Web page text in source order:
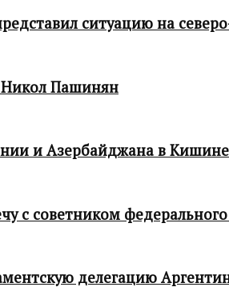
ситуацию на
Пашинян
и Азербайджана в
с советником
делегацию